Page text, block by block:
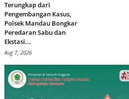
Terungkap dari
Pengembangan Kasus,
Polsek Mandau Bongkar
Peredaran Sabu dan
Ekstasi...
Aug 7, 2026